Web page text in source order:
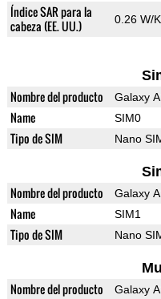
Índice SAR para la
cabeza (EE. UU.)
0.26 W/
Nombre del producto Galaxy
Name SIM0
Tipo de SIM Nano
Nombre del producto Galaxy
Name SIM1
Tipo de SIM Nano
Nombre del producto Galaxy